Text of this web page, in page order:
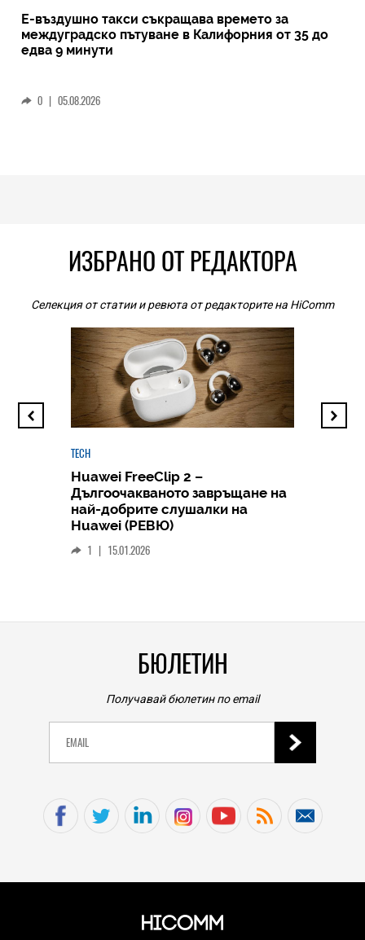
Е-въздушно такси съкращава времето за
междуградско пътуване в Калифорния от 35 до
едва 9 минути
0 | 05.08.2026
ИЗБРАНО ОТ РЕДАКТОРА
Селекция от статии и ревюта от редакторите на HiComm
TECH
Huawei FreeClip 2 –
Дългоочакваното завръщане на
най-добрите слушалки на
Huawei (РЕВЮ)
1 | 15.01.2026
БЮЛЕТИН
Получавай бюлетин по email